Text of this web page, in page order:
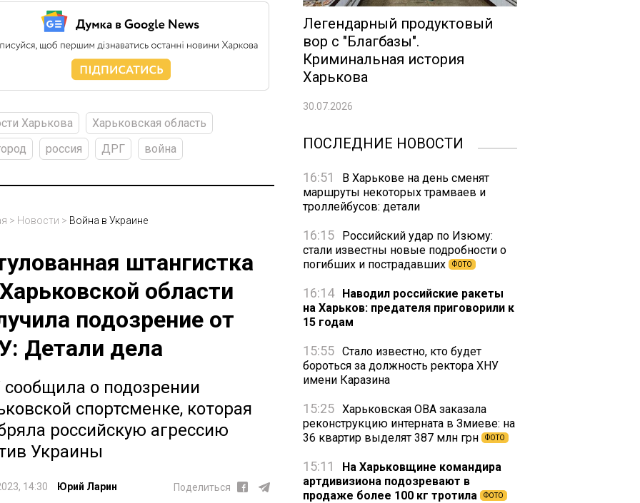
Харькова
Харьковская область
россия ДРГ война
> Новости > Война в Украине
штангистка
области
подозрение от
Детали дела
о подозрении
спортсменке, которая
российскую агрессию
Украины
14:30 Юрий Ларин Поделиться
Легендарный продуктовый
вор с "Благбазы".
Криминальная история
Харькова
30.07.2026
ПОСЛЕДНИЕ НОВОСТИ
16:51
В Харькове на день сменят
маршруты некоторых трамваев и
троллейбусов: детали
16:15
Российский удар по Изюму:
стали известны новые подробности о
погибших и пострадавших
ФОТО
16:14
Наводил российские ракеты
на Харьков: предателя приговорили к
15 годам
15:55 Стало известно, кто будет
бороться за должность ректора ХНУ
имени Каразина
15:25 Харьковская ОВА заказала
реконструкцию интерната в Змиеве: на
36 квартир выделят 387 млн грн
ФОТО
15:11
На Харьковщине командира
артдивизиона подозревают в
продаже более 100 кг тротила
ФОТО